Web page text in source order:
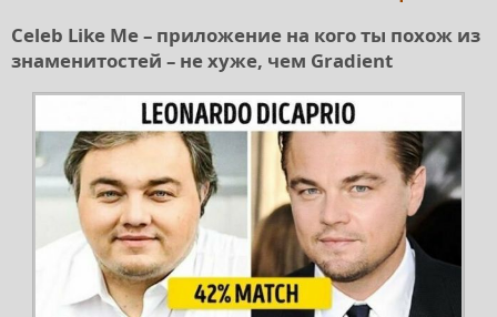
Celeb Like Me – приложение на кого ты похож из
знаменитостей – не хуже, чем Gradient